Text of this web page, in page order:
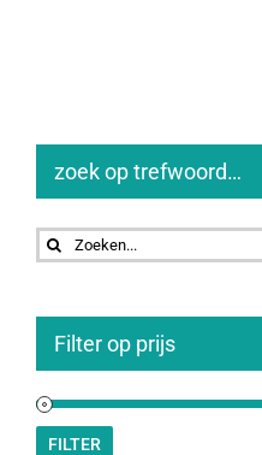
zoek op trefwoord…
Zoeken
naar:
Filter op prijs
FILTER